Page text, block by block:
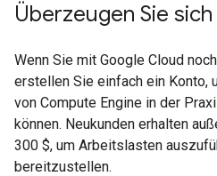
Überzeugen Sie
Wenn Sie mit Google Cloud
erstellen Sie einfach ein Konto,
von Compute Engine in der
können. Neukunden erhalten
300 $, um Arbeitslasten
bereitzustellen.